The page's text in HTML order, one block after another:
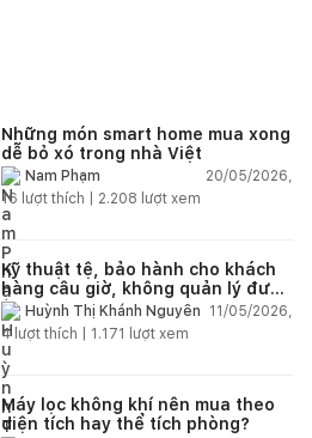
Những món smart home mua xong
dễ bỏ xó trong nhà Việt
Nam Phạm
20/05/2026,
16 lượt thích | 2.208 lượt xem
Kỹ thuật tệ, bảo hành cho khách
hàng câu giờ, không quản lý được
nhân viên xây dựng của mình,
điện nhẹ, điện nước, tường quá
kém. Luôn đổ lỗi cho nhân viên.
Bảo hành quá tệ, tôi phải đợi rất
lâu mới dc bảo hành, liên hệ để
được bảo hành thì bơ khách
Huỳnh Thị Khánh Nguyên
11/05/2026,
4lượt thích | 1.171 lượt xem
Máy lọc không khí nên mua theo
diện tích hay thể tích phòng?